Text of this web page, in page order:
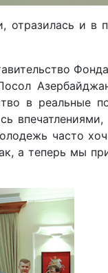
и в
в реальные
часто
а теперь мы